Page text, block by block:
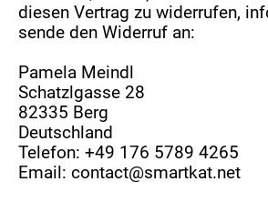
diesen Vertrag zu widerrufen,
sende den Widerruf an:
Pamela Meindl
Schatzlgasse 28
82335 Berg
Deutschland
Telefon:+49 176 5789 4265
Email:contact@smartkat.net